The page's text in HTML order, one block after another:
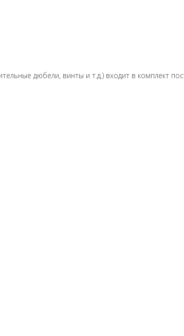
дюбели, винты и т.д.) входит в комплект